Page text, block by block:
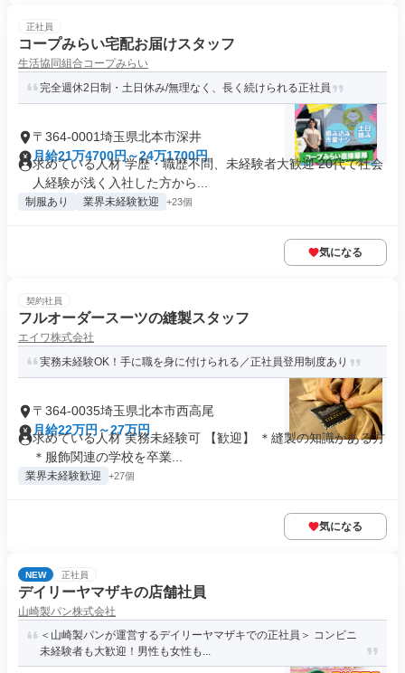
正社員
コープみらい宅配お届けスタッフ
生活協同組合コープみらい
完全週休2日制・土日休み/無理なく、長く続けられる正社員
〒364-0001埼玉県北本市深井
月給21万4700円～24万1700円
求めている人材 学歴・職歴不問、未経験者大歓迎 20代で社会
人経験が浅く入社した方から...
制服あり 業界未経験歓迎 +23個
気になる
契約社員
フルオーダースーツの縫製スタッフ
エイワ株式会社
実務未経験OK！手に職を身に付けられる／正社員登用制度あり
〒364-0035埼玉県北本市西高尾
月給22万円～27万円
求めている人材 実務未経験可 【歓迎】 ＊縫製の知識がある方
＊服飾関連の学校を卒業...
業界未経験歓迎 +27個
気になる
NEW 正社員
デイリーヤマザキの店舗社員
山崎製パン株式会社
＜山崎製パンが運営するデイリーヤマザキでの正社員＞ コンビニ
未経験者も大歓迎！男性も女性も...